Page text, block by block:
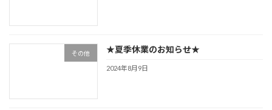
その他 ★夏季休業のお知らせ★
2024年8月9日